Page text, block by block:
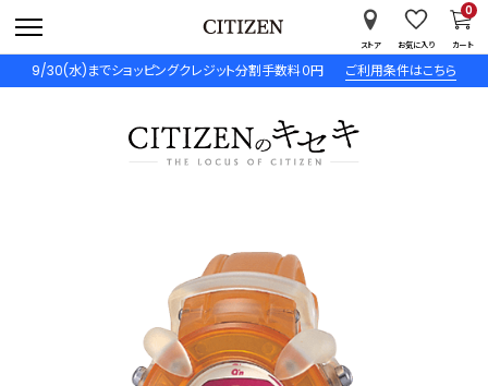
9/30(水)までショッピングクレジット分割手数料０円 ご利用条件はこちら
ストア お気に入り カート
0